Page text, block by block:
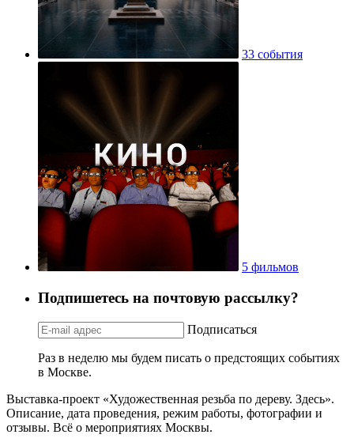
33 события
5 фильмов
Подпишетесь на почтовую рассылку?
Подписаться
Раз в неделю мы будем писать о предстоящих событиях
в Москве.
Выставка-проект «Художественная резьба по дереву. Здесь».
Описание, дата проведения, режим работы, фотографии и
отзывы. Всё о мероприятиях Москвы.